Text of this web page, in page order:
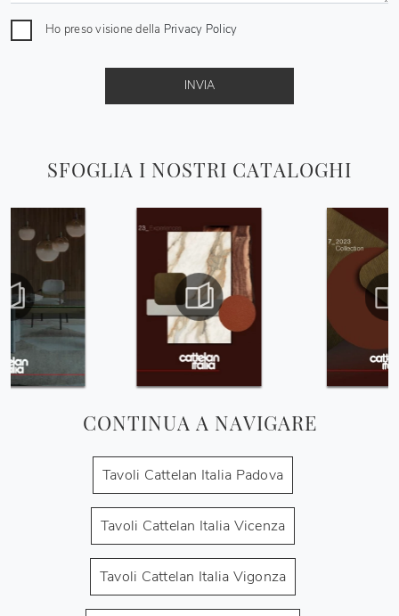
SFOGLIA I NOSTRI CATALOGHI
CONTINUA A NAVIGARE
Tavoli Cattelan Italia Padova
Tavoli Cattelan Italia Vicenza
Tavoli Cattelan Italia Vigonza
Ho preso visione della Privacy Policy
INVIA